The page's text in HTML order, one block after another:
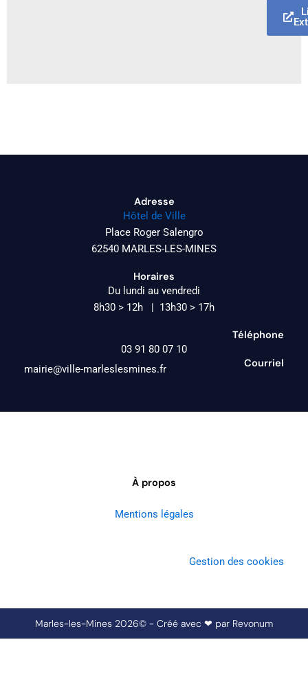
Adresse
Hôtel de Ville
Place Roger Salengro
62540 MARLES-LES-MINES
Horaires
Du lundi au vendredi
8h30 > 12h | 13h30 > 17h
Téléphone
03 91 80 07 10
Courriel
mairie@ville-marleslesmines.fr
À propos
Mentions légales
Gestion des cookies
Marles-les-Mines 2026© - Créé avec ❤ par Revonum